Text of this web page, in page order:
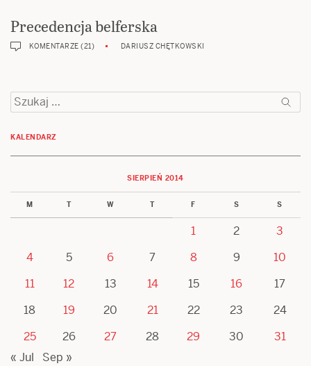
Precedencja belferska
KOMENTARZE (21) DARIUSZ CHĘTKOWSKI
Szukaj:
KALENDARZ
SIERPIEŃ 2014
M T W T F S S
1 2
3
4
5 6 7 8 9
10
11
12 13 14 15 16
17
18
19 20 21 22 23
24
25
26 27 28 29 30
31
« Jul
Sep »